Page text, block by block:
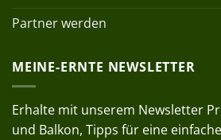
Partner werden
MEINE-ERNTE NEWSLETTER
Erhalte mit unserem Newsletter
und Balkon, Tipps für eine